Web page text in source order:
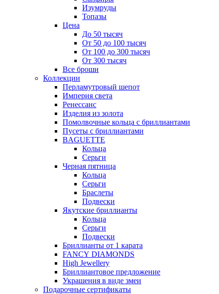
Изумруды
Топазы
Цена
До 50 тысяч
От 50 до 100 тысяч
От 100 до 300 тысяч
От 300 тысяч
Все броши
Коллекции
Перламутровый шепот
Империя света
Ренессанс
Изделия из золота
Помолвочные кольца с бриллиантами
Пусеты с бриллиантами
BAGUETTE
Кольца
Серьги
Черная пятница
Кольца
Серьги
Браслеты
Подвески
Якутские бриллианты
Кольца
Серьги
Подвески
Бриллианты от 1 карата
FANCY DIAMONDS
High Jewellery
Бриллиантовое предложение
Украшения в виде змеи
Подарочные сертификаты